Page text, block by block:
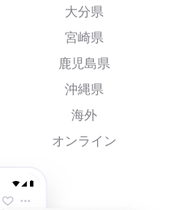
大分県
宮崎県
鹿児島県
沖縄県
海外
オンライン